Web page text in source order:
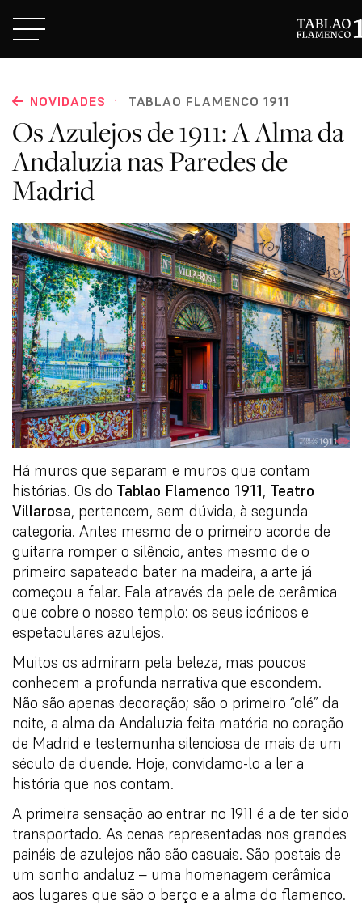
NOVIDADES · TABLAO FLAMENCO 1911
Os Azulejos de 1911: A Alma da
Andaluzia nas Paredes de
Madrid
Há muros que separam e muros que contam
histórias. Os do Tablao Flamenco 1911, Teatro
Villarosa, pertencem, sem dúvida, à segunda
categoria. Antes mesmo de o primeiro acorde de
guitarra romper o silêncio, antes mesmo de o
primeiro sapateado bater na madeira, a arte já
começou a falar. Fala através da pele de cerâmica
que cobre o nosso templo: os seus icónicos e
espetaculares azulejos.
Muitos os admiram pela beleza, mas poucos
conhecem a profunda narrativa que escondem.
Não são apenas decoração; são o primeiro “olé” da
noite, a alma da Andaluzia feita matéria no coração
de Madrid e testemunha silenciosa de mais de um
século de duende. Hoje, convidamo-lo a ler a
história que nos contam.
A primeira sensação ao entrar no 1911 é a de ter sido
transportado. As cenas representadas nos grandes
painéis de azulejos não são casuais. São postais de
um sonho andaluz – uma homenagem cerâmica
aos lugares que são o berço e a alma do flamenco.